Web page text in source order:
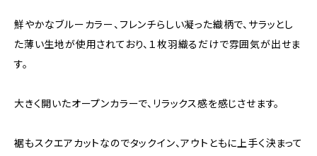
鮮やかなブルーカラー、フレンチらしい凝った織柄で、サラッとし
た薄い生地が使用されており、１枚羽織るだけで雰囲気が出せま
す。
大きく開いたオープンカラーで、リラックス感を感じさせます。
裾もスクエアカットなのでタックイン、アウトともに上手く決まって